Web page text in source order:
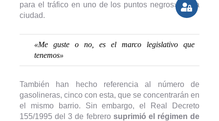
para el tráfico en uno de los puntos negros» de la
ciudad.
«Me guste o no, es el marco legislativo que
tenemos»
También han hecho referencia al número de
gasolineras, cinco con esta, que se concentrarán en
el mismo barrio. Sin embargo, el Real Decreto
155/1995 del 3 de febrerosuprimió el régimen de